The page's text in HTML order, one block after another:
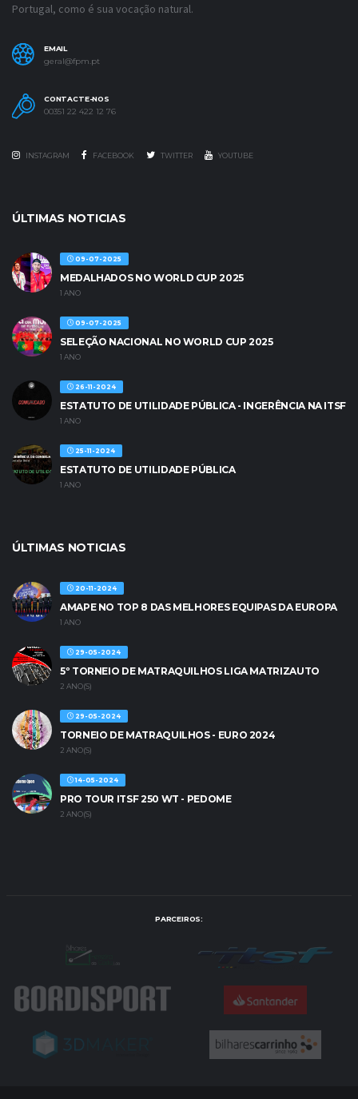
Portugal, como é sua vocação natural.
EMAIL
geral@fpm.pt
CONTACTE-NOS
00351 22 422 12 76
INSTAGRAM FACEBOOK TWITTER YOUTUBE
ÚLTIMAS NOTICIAS
09-07-2025
MEDALHADOS NO WORLD CUP 2025
1 ANO
09-07-2025
SELEÇÃO NACIONAL NO WORLD CUP 2025
1 ANO
26-11-2024
ESTATUTO DE UTILIDADE PÚBLICA - INGERÊNCIA NA ITSF
1 ANO
25-11-2024
ESTATUTO DE UTILIDADE PÚBLICA
1 ANO
ÚLTIMAS NOTICIAS
20-11-2024
AMAPE NO TOP 8 DAS MELHORES EQUIPAS DA EUROPA
1 ANO
29-05-2024
5º TORNEIO DE MATRAQUILHOS LIGA MATRIZAUTO
2 ANO(S)
29-05-2024
TORNEIO DE MATRAQUILHOS - EURO 2024
2 ANO(S)
14-05-2024
PRO TOUR ITSF 250 WT - PEDOME
2 ANO(S)
PARCEIROS: